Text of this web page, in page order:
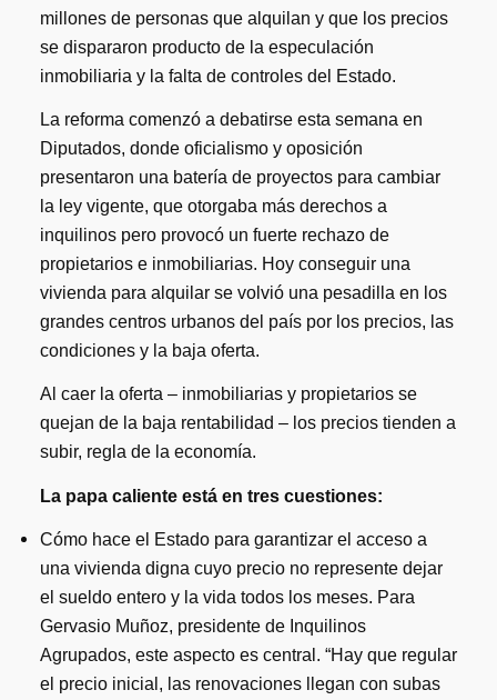
millones de personas que alquilan y que los precios
se dispararon producto de la especulación
inmobiliaria y la falta de controles del Estado.
La reforma comenzó a debatirse esta semana en
Diputados, donde oficialismo y oposición
presentaron una batería de proyectos para cambiar
la ley vigente, que otorgaba más derechos a
inquilinos pero provocó un fuerte rechazo de
propietarios e inmobiliarias. Hoy conseguir una
vivienda para alquilar se volvió una pesadilla en los
grandes centros urbanos del país por los precios, las
condiciones y la baja oferta.
Al caer la oferta – inmobiliarias y propietarios se
quejan de la baja rentabilidad – los precios tienden a
subir, regla de la economía.
La papa caliente está en tres cuestiones:
Cómo hace el Estado para garantizar el acceso a
una vivienda digna cuyo precio no represente dejar
el sueldo entero y la vida todos los meses. Para
Gervasio Muñoz, presidente de Inquilinos
Agrupados, este aspecto es central. “Hay que regular
el precio inicial, las renovaciones llegan con subas